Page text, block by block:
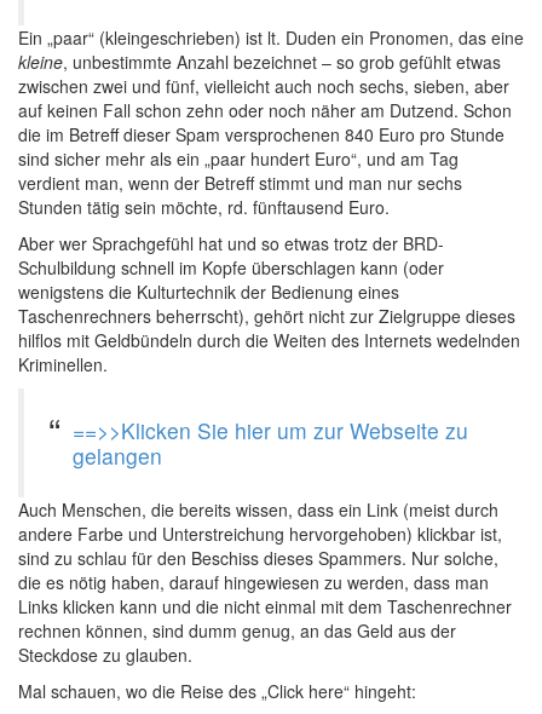
Ein „paar“ (kleingeschrieben) ist lt. Duden ein Pronomen, das eine
kleine, unbestimmte Anzahl bezeichnet – so grob gefühlt etwas
zwischen zwei und fünf, vielleicht auch noch sechs, sieben, aber
auf keinen Fall schon zehn oder noch näher am Dutzend. Schon
die im Betreff dieser Spam versprochenen 840 Euro pro Stunde
sind sicher mehr als ein „paar hundert Euro“, und am Tag
verdient man, wenn der Betreff stimmt und man nur sechs
Stunden tätig sein möchte, rd. fünftausend Euro.
Aber wer Sprachgefühl hat und so etwas trotz der BRD-
Schulbildung schnell im Kopfe überschlagen kann (oder
wenigstens die Kulturtechnik der Bedienung eines
Taschenrechners beherrscht), gehört nicht zur Zielgruppe dieses
hilflos mit Geldbündeln durch die Weiten des Internets wedelnden
Kriminellen.
==>>Klicken Sie hier um zur Webseite zu
gelangen
Auch Menschen, die bereits wissen, dass ein Link (meist durch
andere Farbe und Unterstreichung hervorgehoben) klickbar ist,
sind zu schlau für den Beschiss dieses Spammers. Nur solche,
die es nötig haben, darauf hingewiesen zu werden, dass man
Links klicken kann und die nicht einmal mit dem Taschenrechner
rechnen können, sind dumm genug, an das Geld aus der
Steckdose zu glauben.
Mal schauen, wo die Reise des „Click here“ hingeht: